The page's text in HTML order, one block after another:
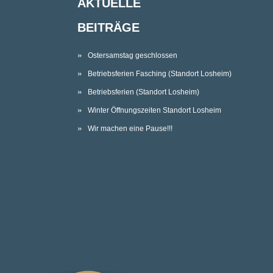
AKTUELLE
BEITRÄGE
Ostersamstag geschlossen
Betriebsferien Fasching (Standort Losheim)
Betriebsferien (Standort Losheim)
Winter Öffnungszeiten Standort Losheim
Wir machen eine Pause!!!